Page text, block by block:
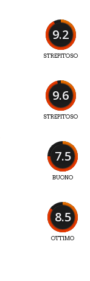
9.2
STREPITOSO
9.6
STREPITOSO
7.5
BUONO
8.5
OTTIMO